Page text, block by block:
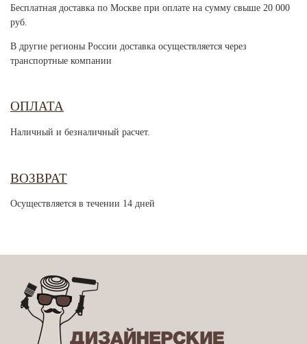
Бесплатная доставка по Москве при оплате на сумму свыше 20 000
руб.
В другие регионы России доставка осуществляется через
транспортные компании
ОПЛАТА
Наличный и безналичный расчет.
ВОЗВРАТ
Осуществляется в течении 14 дней